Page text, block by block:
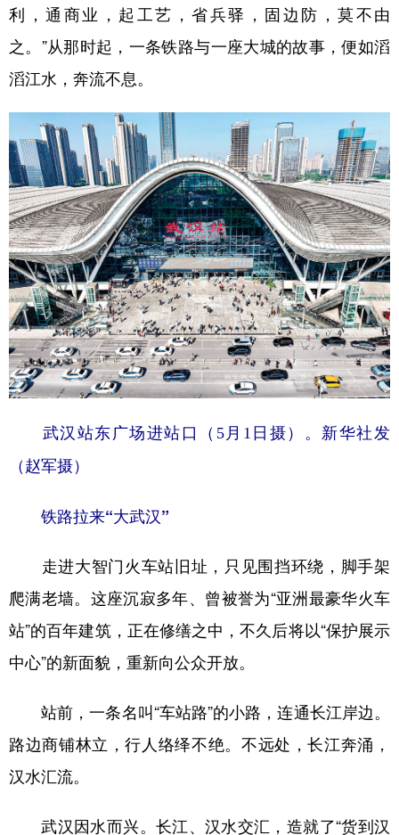
北京 天津 河北 山西
辽宁 吉林 上海 江苏
浙江 安徽 福建 江西
山东 河南 湖北 湖南
广东 广西 海南 重庆
四川 贵州 云南 西藏
陕西 甘肃 青海 宁夏
新疆 内蒙古 黑龙江
多语种频道
利，通商业，起工艺，省兵驿，固边防，莫不由
之。”从那时起，一条铁路与一座大城的故事，便如滔
滔江水，奔流不息。
武汉站东广场进站口（5月1日摄）。新华社发
（赵军摄）
铁路拉来“大武汉”
走进大智门火车站旧址，只见围挡环绕，脚手架
爬满老墙。这座沉寂多年、曾被誉为“亚洲最豪华火车
站”的百年建筑，正在修缮之中，不久后将以“保护展示
中心”的新面貌，重新向公众开放。
站前，一条名叫“车站路”的小路，连通长江岸边。
路边商铺林立，行人络绎不绝。不远处，长江奔涌，
汉水汇流。
武汉因水而兴。长江、汉水交汇，造就了“货到汉